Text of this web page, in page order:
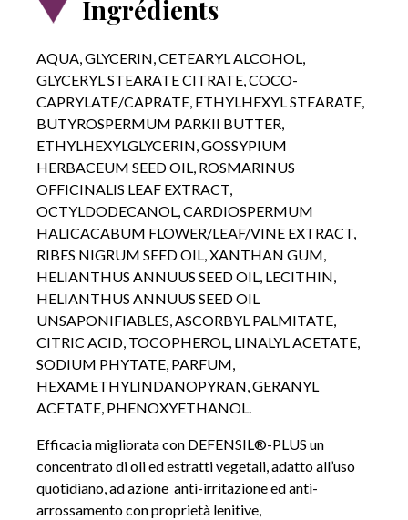
Ingrédients
AQUA, GLYCERIN, CETEARYL ALCOHOL,
GLYCERYL STEARATE CITRATE, COCO-
CAPRYLATE/CAPRATE, ETHYLHEXYL STEARATE,
BUTYROSPERMUM PARKII BUTTER,
ETHYLHEXYLGLYCERIN, GOSSYPIUM
HERBACEUM SEED OIL, ROSMARINUS
OFFICINALIS LEAF EXTRACT,
OCTYLDODECANOL, CARDIOSPERMUM
HALICACABUM FLOWER/LEAF/VINE EXTRACT,
RIBES NIGRUM SEED OIL, XANTHAN GUM,
HELIANTHUS ANNUUS SEED OIL, LECITHIN,
HELIANTHUS ANNUUS SEED OIL
UNSAPONIFIABLES, ASCORBYL PALMITATE,
CITRIC ACID, TOCOPHEROL, LINALYL ACETATE,
SODIUM PHYTATE, PARFUM,
HEXAMETHYLINDANOPYRAN, GERANYL
ACETATE, PHENOXYETHANOL.
Efficacia migliorata con DEFENSIL®-PLUS un
concentrato di oli ed estratti vegetali, adatto all’uso
quotidiano, ad azione anti-irritazione ed anti-
arrossamento con proprietà lenitive,